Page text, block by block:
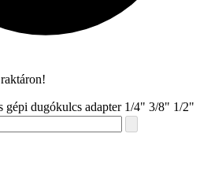
dugókulcs adapter 1/4" 3/8" 1/2"